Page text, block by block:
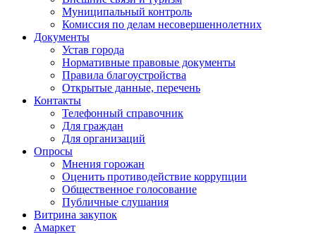
Муниципальный контроль
Комиссия по делам несовершеннолетних
Документы
Устав города
Нормативные правовые документы
Правила благоустройства
Открытые данные, перечень
Контакты
Телефонный справочник
Для граждан
Для организаций
Опросы
Мнения горожан
Оценить противодействие коррупции
Общественное голосование
Публичные слушания
Витрина закупок
Амаркет